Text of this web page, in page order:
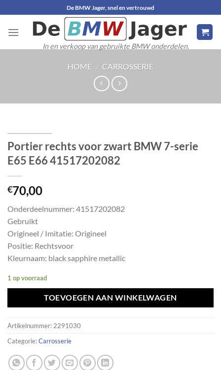
naar
inhoud
De BMW Jager, snel en vertrouwd
In en verkoop van gebruikte BMW onderdelen.
HOME / CARROSSERIE
Portier rechts voor zwart BMW 7-serie
E65 E66 41517202082
€70,00
Onderdeelnummer: 41517202082
Gebruikt
Origineel / Imitatie: Origineel
Positie: Rechtsvoor
Kleurnaam: black sapphire metallic
1 op voorraad
TOEVOEGEN AAN WINKELWAGEN
Artikelnummer: 2291030
Categorie:Carrosserie